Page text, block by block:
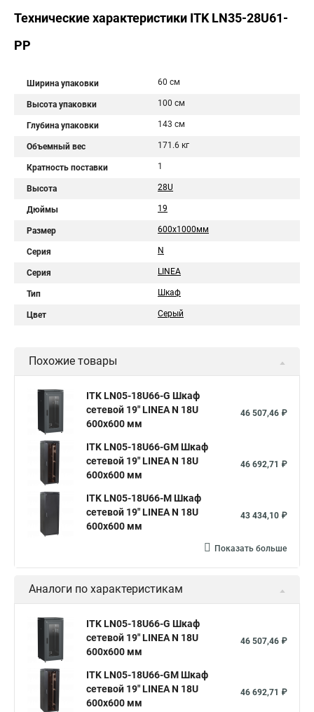
Технические характеристики ITK LN35-28U61-
PP
Ширина упаковки 60 см
Высота упаковки 100 см
Глубина упаковки 143 см
Объемный вес 171.6 кг
Кратность поставки 1
Высота 28U
Дюймы 19
Размер 600х1000мм
Серия N
Серия LINEA
Тип Шкаф
Цвет Серый
Похожие товары
ITK LN05-18U66-G Шкаф
сетевой 19" LINEA N 18U
600х600 мм
46 507,46 ₽
ITK LN05-18U66-GM Шкаф
сетевой 19" LINEA N 18U
600х600 мм
46 692,71 ₽
ITK LN05-18U66-M Шкаф
сетевой 19" LINEA N 18U
600х600 мм
43 434,10 ₽
Показать больше
Аналоги по характеристикам
ITK LN05-18U66-G Шкаф
сетевой 19" LINEA N 18U
600х600 мм
46 507,46 ₽
ITK LN05-18U66-GM Шкаф
сетевой 19" LINEA N 18U
600х600 мм
46 692,71 ₽